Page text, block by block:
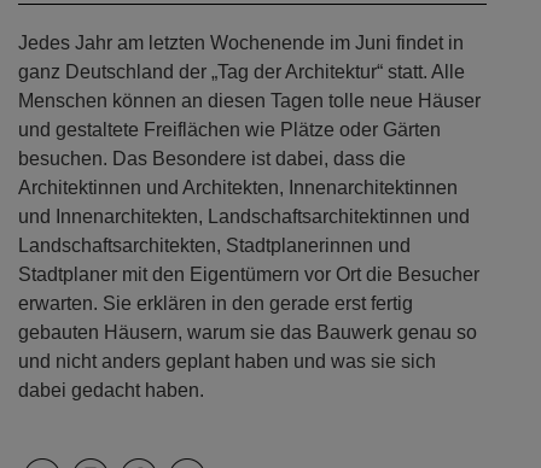
Jedes Jahr am letzten Wochenende im Juni findet in
ganz Deutschland der „Tag der Architektur“ statt. Alle
Menschen können an diesen Tagen tolle neue Häuser
und gestaltete Freiflächen wie Plätze oder Gärten
besuchen. Das Besondere ist dabei, dass die
Architektinnen und Architekten, Innenarchitektinnen
und Innenarchitekten, Landschaftsarchitektinnen und
Landschaftsarchitekten, Stadtplanerinnen und
Stadtplaner mit den Eigentümern vor Ort die Besucher
erwarten. Sie erklären in den gerade erst fertig
gebauten Häusern, warum sie das Bauwerk genau so
und nicht anders geplant haben und was sie sich
dabei gedacht haben.